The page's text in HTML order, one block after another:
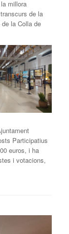
millora
de la
la Colla de
Participatius
euros, i ha
i votacions,